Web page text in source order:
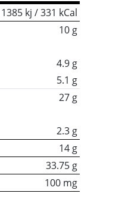
1385 kj / 331 kCal
10 g
4.9 g
5.1 g
27 g
2.3 g
14 g
33.75 g
100 mg